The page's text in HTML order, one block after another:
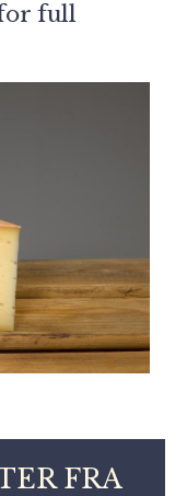
full
FRA